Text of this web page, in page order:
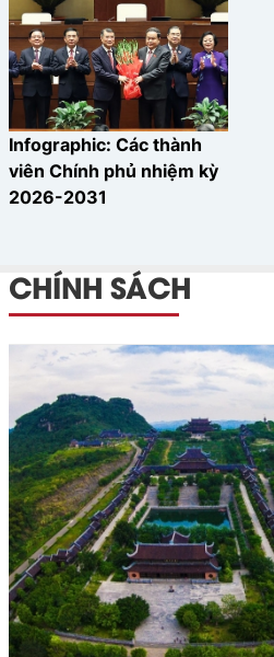
Infographic: Các thành
viên Chính phủ nhiệm kỳ
2026-2031
CHÍNH SÁCH